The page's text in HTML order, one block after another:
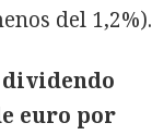
del 1,2%).
euro por